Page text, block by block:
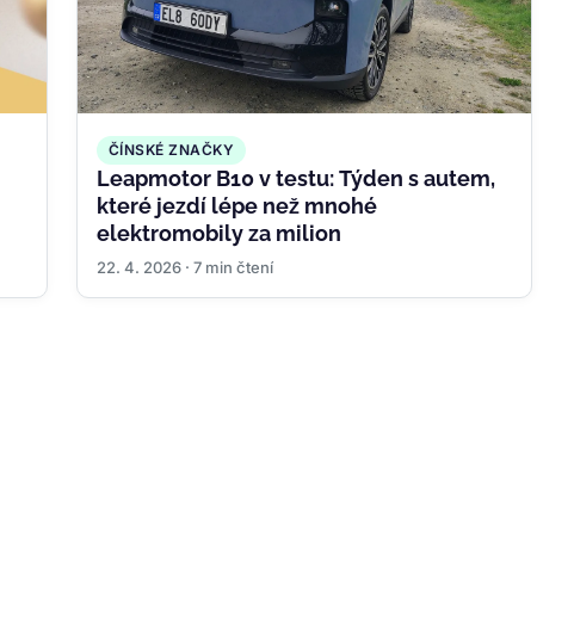
ČÍNSKÉ ZNAČKY
Leapmotor B10 v testu: Týden s autem,
které jezdí lépe než mnohé
elektromobily za milion
22. 4. 2026 · 7 min čtení